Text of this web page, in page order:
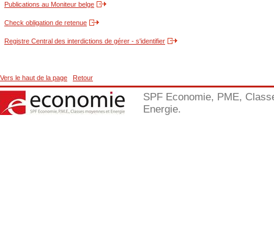
Publications au Moniteur belge
Check obligation de retenue
Registre Central des interdictions de gérer - s'identifier
Vers le haut de la page Retour
SPF Economie, PME,
Energie.